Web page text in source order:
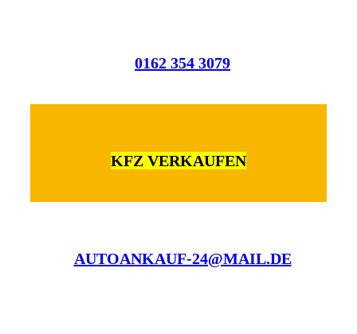
0162 354 3079
KFZ VERKAUFEN
AUTOANKAUF-24@MAIL.DE